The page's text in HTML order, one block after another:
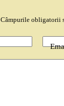
Câmpurile obligatorii